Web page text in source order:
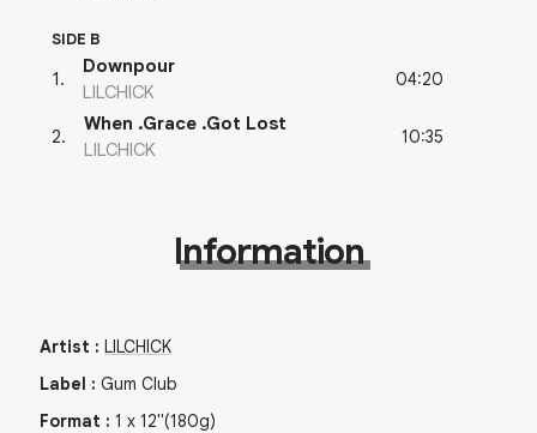
SIDE B
1.
Downpour
LILCHICK
04:20
2.
When .Grace .Got Lost
LILCHICK
10:35
Information
Artist : LILCHICK
Label : Gum Club
Format : 1 x 12"(180g)